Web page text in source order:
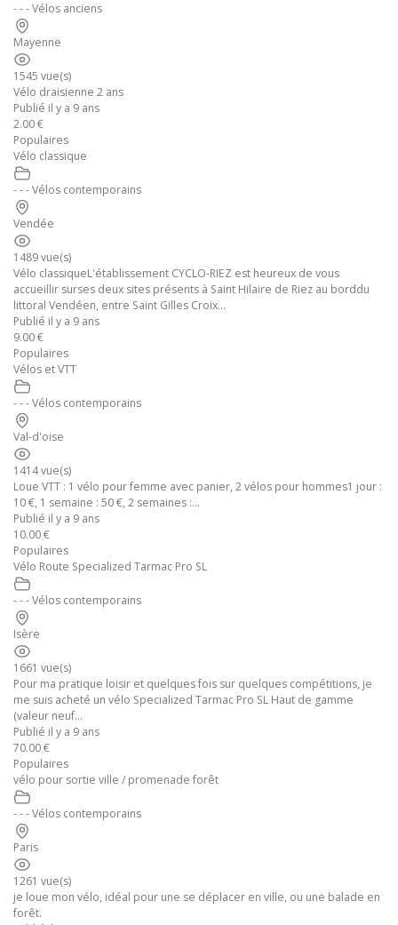
- - - Vélos anciens
Mayenne
1545 vue(s)
Vélo draisienne 2 ans
Publié il y a 9 ans
2.00 €
Populaires
Vélo classique
- - - Vélos contemporains
Vendée
1489 vue(s)
Vélo classiqueL'établissement CYCLO-RIEZ est heureux de vous
accueillir surses deux sites présents à Saint Hilaire de Riez au borddu
littoral Vendéen, entre Saint Gilles Croix...
Publié il y a 9 ans
9.00 €
Populaires
Vélos et VTT
- - - Vélos contemporains
Val-d'oise
1414 vue(s)
Loue VTT : 1 vélo pour femme avec panier, 2 vélos pour hommes1 jour :
10 €, 1 semaine : 50 €, 2 semaines :...
Publié il y a 9 ans
10.00 €
Populaires
Vélo Route Specialized Tarmac Pro SL
- - - Vélos contemporains
Isère
1661 vue(s)
Pour ma pratique loisir et quelques fois sur quelques compétitions, je
me suis acheté un vélo Specialized Tarmac Pro SL Haut de gamme
(valeur neuf...
Publié il y a 9 ans
70.00 €
Populaires
vélo pour sortie ville / promenade forêt
- - - Vélos contemporains
Paris
1261 vue(s)
je loue mon vélo, idéal pour une se déplacer en ville, ou une balade en
forêt.